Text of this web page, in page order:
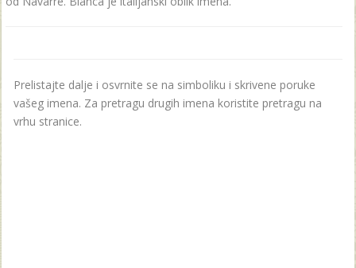
Prelistajte dalje i osvrnite se na simboliku i skrivene poruke
vašeg imena. Za pretragu drugih imena koristite pretragu na
vrhu stranice.